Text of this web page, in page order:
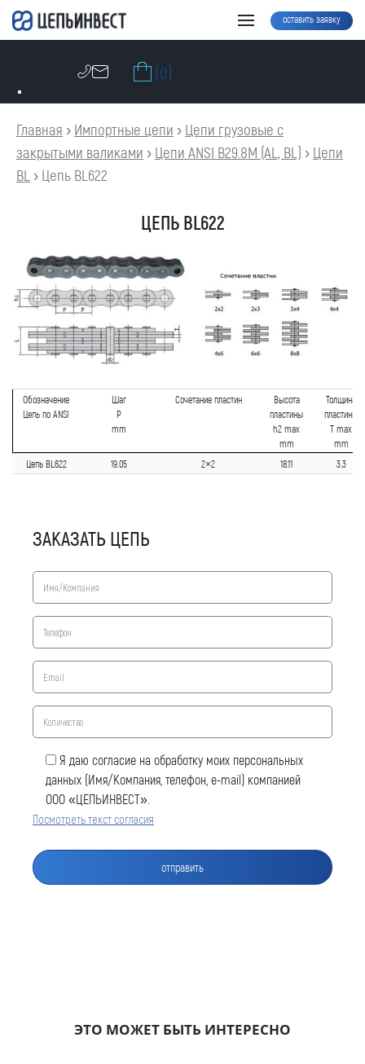
оставить заявку
(0)
Главная › Импортные цепи › Цепи грузовые с
закрытыми валиками › Цепи ANSI B29.8M (AL, BL) › Цепи
BL › Цепь BL622
ЦЕПЬ BL622
Обозначение
Цепь по ANSI
Шаг
P
mm
Сочетание пластин
Высота
пластины
h2 max
mm
Толщина
пластины
T max
mm
Цепь BL622
19.05 2×2 18.11 3.3
ЗАКАЗАТЬ ЦЕПЬ
Я даю согласие на обработку моих персональных
данных (Имя/Компания, телефон, e-mail) компанией
ООО «ЦЕПЬИНВЕСТ».
Посмотреть текст согласия
ЭТО МОЖЕТ БЫТЬ ИНТЕРЕСНО
Оставить заявку